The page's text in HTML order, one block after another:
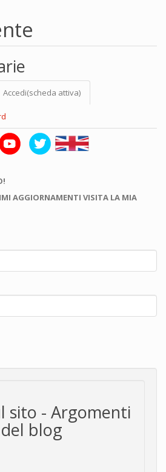
Accedi(scheda attiva)
AGGIORNAMENTI VISITA LA MIA
sito - Argomenti
blog